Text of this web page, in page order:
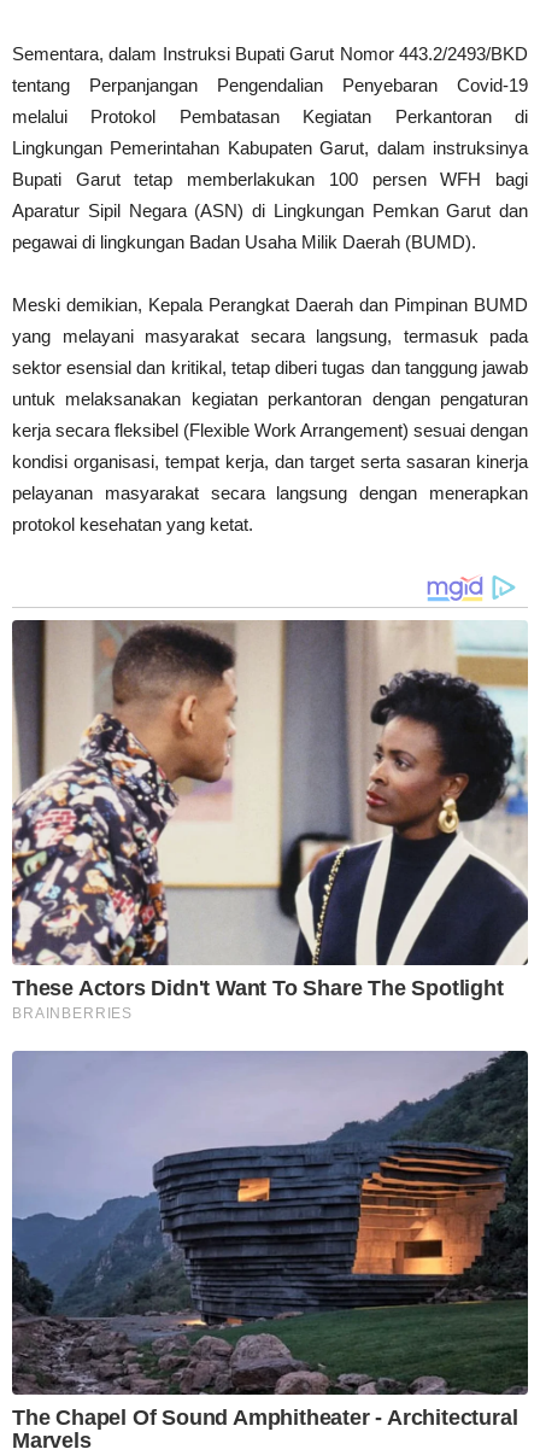
Sementara, dalam Instruksi Bupati Garut Nomor 443.2/2493/BKD
tentang Perpanjangan Pengendalian Penyebaran Covid-19
melalui Protokol Pembatasan Kegiatan Perkantoran di
Lingkungan Pemerintahan Kabupaten Garut, dalam instruksinya
Bupati Garut tetap memberlakukan 100 persen WFH bagi
Aparatur Sipil Negara (ASN) di Lingkungan Pemkan Garut dan
pegawai di lingkungan Badan Usaha Milik Daerah (BUMD).
Meski demikian, Kepala Perangkat Daerah dan Pimpinan BUMD
yang melayani masyarakat secara langsung, termasuk pada
sektor esensial dan kritikal, tetap diberi tugas dan tanggung jawab
untuk melaksanakan kegiatan perkantoran dengan pengaturan
kerja secara fleksibel (Flexible Work Arrangement) sesuai dengan
kondisi organisasi, tempat kerja, dan target serta sasaran kinerja
pelayanan masyarakat secara langsung dengan menerapkan
protokol kesehatan yang ketat.